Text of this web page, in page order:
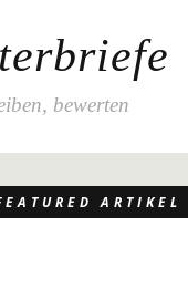
bewerten
ARTIKEL